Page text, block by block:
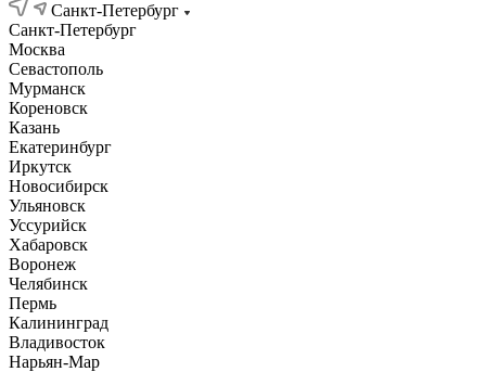
Санкт-Петербург
Санкт-Петербург
Москва
Севастополь
Мурманск
Кореновск
Казань
Екатеринбург
Иркутск
Новосибирск
Ульяновск
Уссурийск
Хабаровск
Воронеж
Челябинск
Пермь
Калининград
Владивосток
Нарьян-Мар